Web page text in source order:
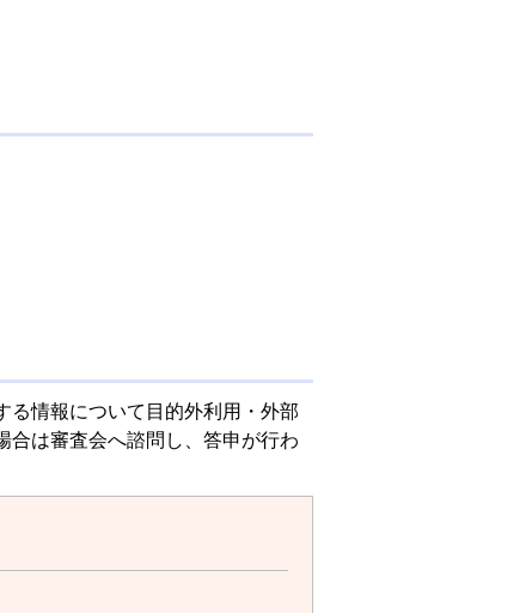
情報について目的外利用・外部
合は審査会へ諮問し、答申が行わ